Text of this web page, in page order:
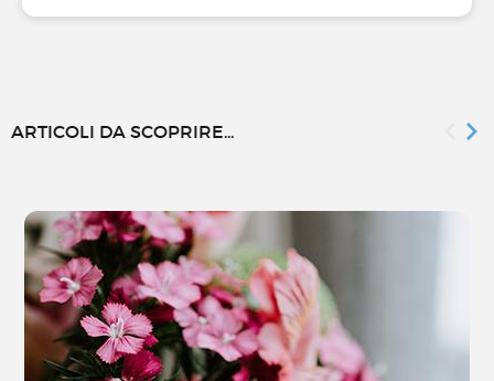
ARTICOLI DA SCOPRIRE...